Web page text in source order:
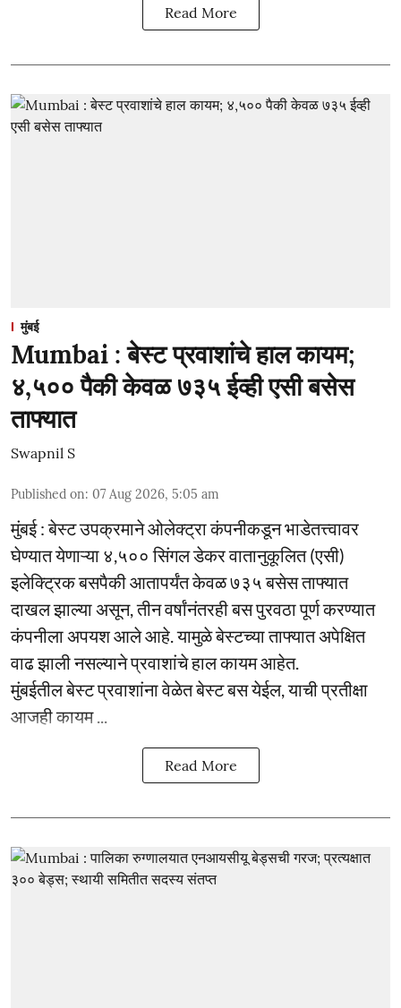
Read More
मुंबई
Mumbai : बेस्ट प्रवाशांचे हाल कायम;
४,५०० पैकी केवळ ७३५ ईव्ही एसी बसेस
ताफ्यात
Swapnil S
Published on: 07 Aug 2026, 5:05 am
मुंबई : बेस्ट उपक्रमाने ओलेक्ट्रा कंपनीकडून भाडेतत्त्वावर
घेण्यात येणाऱ्या ४,५०० सिंगल डेकर वातानुकूलित (एसी)
इलेक्ट्रिक बसपैकी आतापर्यंत केवळ ७३५ बसेस ताफ्यात
दाखल झाल्या असून, तीन वर्षांनंतरही बस पुरवठा पूर्ण करण्यात
कंपनीला अपयश आले आहे. यामुळे बेस्टच्या ताफ्यात अपेक्षित
वाढ झाली नसल्याने प्रवाशांचे हाल कायम आहेत.
मुंबईतील बेस्ट प्रवाशांना वेळेत बेस्ट बस येईल, याची प्रतीक्षा
आजही कायम ...
Read More